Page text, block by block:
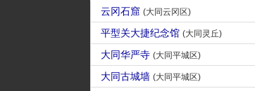
云冈石窟 (大同云冈区)
平型关大捷纪念馆 (大同灵丘)
大同华严寺 (大同平城区)
大同古城墙 (大同平城区)